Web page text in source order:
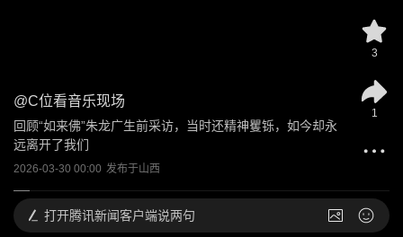
@C位看音乐现场
回顾“如来佛”朱龙广生前采访，当时还精神矍铄，如今却永
远离开了我们
2026-03-30 00:00 发布于山西
3
1
打开腾讯新闻客户端说两句